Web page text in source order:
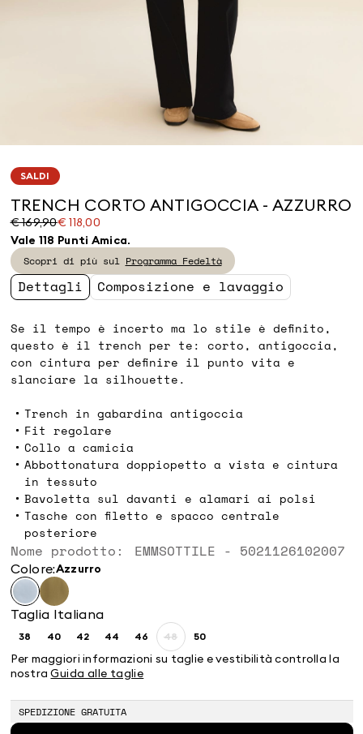
SALDI
TRENCH CORTO ANTIGOCCIA - AZZURRO
€ 169,90€ 118,00
Prezzo
originale
€
169,90
Prezzo
corrente
€
118,00
Vale 118 Punti Amica.
Scopri di più sul Programma Fedeltà
Dettagli Composizione e lavaggio
Se il tempo è incerto ma lo stile è definito,
questo è il trench per te: corto, antigoccia,
con cintura per definire il punto vita e
slanciare la silhouette.
Trench in gabardina antigoccia
Fit regolare
Collo a camicia
Abbottonatura doppiopetto a vista e cintura
in tessuto
Bavoletta sul davanti e alamari ai polsi
Tasche con filetto e spacco centrale
posteriore
Nome prodotto: EMMSOTTILE - 5021126102007
Colore: azzurro
Taglia Italiana
38Taglia:
40Taglia:
40
42Taglia:
42
44Taglia:
46Taglia:
46
48Taglia:
48
Prodotto
50Taglia:
Per maggiori informazioni su taglie e vestibilità controlla la
nostraGuida alle taglie
SPEDIZIONE GRATUITA